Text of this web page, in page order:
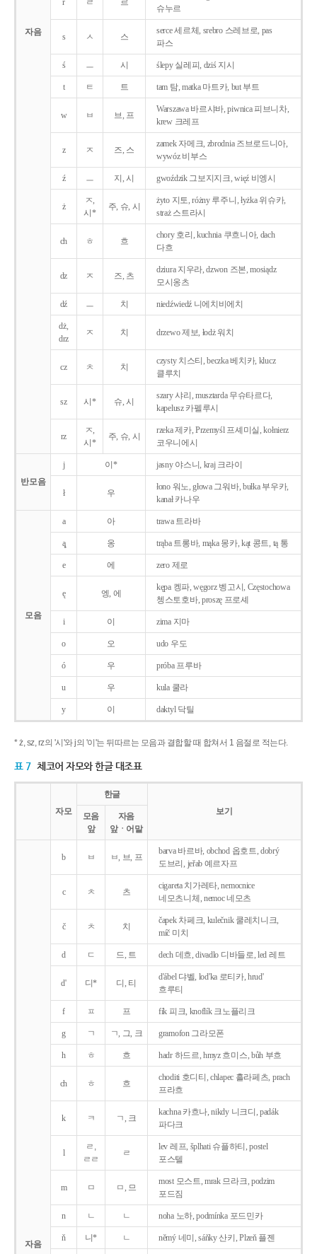
자음
r ㄹ 르
슈누르
s ㅅ 스
serce 세르체, srebro 스레브로, pas
파스
ś ㅡ 시 ślepy 실레피, dziś 지시
t ㅌ 트 tam 탐, matka 마트카, but 부트
w ㅂ 브, 프
Warszawa 바르샤바, piwnica 피브니차,
krew 크레프
z ㅈ 즈, 스
zamek 자메크, zbrodnia 즈브로드니아,
wywóz 비부스
ź ㅡ 지, 시 gwoździk 그보지지크, więź 비엥시
ż
ㅈ,
시*
주, 슈, 시
żyto 지토, różny 루주니, łyżka 위슈카,
straż 스트라시
ch ㅎ 흐
chory 호리, kuchnia 쿠흐니아, dach
다흐
dz ㅈ 즈, 츠
dziura 지우라, dzwon 즈본, mosiądz
모시옹츠
dź ㅡ 치 niedźwiedź 니에치비에치
dż,
drz
ㅈ 치 drzewo 제보, łodż 워치
cz ㅊ 치
czysty 치스티, beczka 베치카, klucz
클루치
sz 시* 슈, 시
szary 샤리, musztarda 무슈타르다,
kapelusz 카펠루시
rz
ㅈ,
시*
주, 슈, 시
rzeka 제카, Przemyśl 프셰미실, kołnierz
코우니에시
반모음
j 이* jasny 야스니, kraj 크라이
ł 우
łono 워노, głowa 그워바, bułka 부우카,
kanał 카나우
모음
a 아 trawa 트라바
ą̨ 옹 trąba 트롱바, mąka 몽카, kąt 콩트, tą 통
e 에 zero 제로
ę 엥, 에
kępa 켕파, węgorz 벵고시, Częstochowa
쳉스토호바, proszę 프로셰
i 이 zima 지마
o 오 udo 우도
ó 우 próba 프루바
u 우 kula 쿨라
y 이 daktyl 닥틸
* ż, sz, rz의 '시'와 j의 '이'는 뒤따르는 모음과 결합할 때 합쳐서 1 음절로 적는다.
표 7 체코어 자모와 한글 대조표
자모
한글
보기
모음
앞
자음
앞ㆍ어말
자음
b ㅂ ㅂ, 브, 프
barva 바르바, obchod 옵호트, dobrý
도브리, jeřab 예르자프
c ㅊ 츠
cigareta 치가레타, nemocnice
네모츠니체, nemoc 네모츠
č ㅊ 치
čapek 차페크, kulečnik 쿨레치니크,
míč 미치
d ㄷ 드, 트 dech 데흐, divadlo 디바들로, led 레트
d' 디* 디, 티
d'ábel 댜벨, lod'ka 로티카, hrud'
흐루티
f ㅍ 프 fík 피크, knoflík 크노플리크
g ㄱ ㄱ, 그, 크 gramofon 그라모폰
h ㅎ 흐 hadr 하드르, hmyz 흐미스, bůh 부흐
ch ㅎ 흐
choditi 호디티, chlapec 흘라페츠, prach
프라흐
k ㅋ ㄱ, 크
kachna 카흐나, nikdy 니크디, padák
파다크
l
ㄹ,
ㄹㄹ
ㄹ
lev 레프, šplhati 슈플하티, postel
포스텔
m ㅁ ㅁ, 므
most 모스트, mrak 므라크, podzim
포드짐
n ㄴ ㄴ noha 노하, podmínka 포드민카
ň 니* ㄴ němý 네미, sáňky 산키, Plzeň 플젠